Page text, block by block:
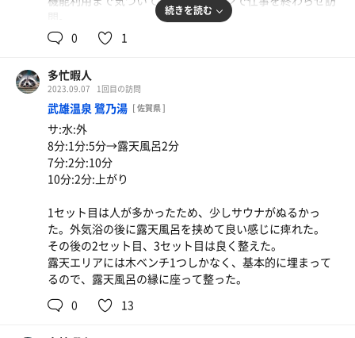
くつろいでいた。コップにセルフで注ぐタイプの無料給水
機もそばにあった。ここで寝そべって着衣整い、というの
もアリかも。
道の古部駅という海に面した無人駅がある。ここはドラマ
やCMなどのロケ地として有名なので、訪れる機会があれ
ば是非。
サウナハットがフロントで無料貸し出しされており、利用
させていただいた。
貸サウナマットは脱衣所と浴場の間のエアロックに置かれ
ている。
この日はサ室が白い方が男湯であり、ボタニカル系(?)のア
ロマは始めてだったが、香りを楽しめた。また、少し広め
のサ室の壁と格段が白一色でそろえられた現代的な内装も
視覚的に良かった。サウナストーブは人の立った時の大き
さほどある背の高いものであり、このタイプが初見の私は
「これが本格派・・・！」と圧倒された。ロウリュのたび
水風呂は人ひとり分程度であり、液面が下がったら自分で
蛇口を捻って足すスタイルだった(水が冷たかったのはス
タッフさんが定期的に氷を入れにきてくれている？)。
露天スペースの軒下になってるところに整い場があり、イ
ンフィニティチェが１つ、偶然さん椅子が１つあった。風
はよく通り、周辺も静かで自然あふれる環境であるため、
各セットとも快適な整いを味わえた。
露天と内湯の間のエアロックにレモンウォーターがサービ
続きを読む
0 1
多忙暇人
2023.09.07 1回目の訪問
武雄温泉 鷺乃湯 [ 佐賀県 ]
サ:水:外
8分:1分:5分→露天風呂2分
7分:2分:10分
10分:2分:上がり
1セット目は人が多かったため、少しサウナがぬるかっ
た。外気浴の後に露天風呂を挟めて良い感じに痺れた。
その後の2セット目、3セット目は良く整えた。
露天エリアには木ベンチ1つしかなく、基本的に埋まって
るので、露天風呂の縁に座って整った。
0
13